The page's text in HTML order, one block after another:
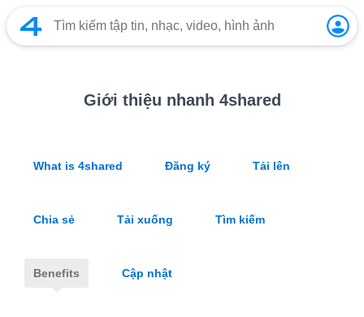
Giới thiệu nhanh 4shared
What is 4shared Đăng ký Tải lên
Chia sẻ Tải xuống Tìm kiếm
Benefits Cập nhật